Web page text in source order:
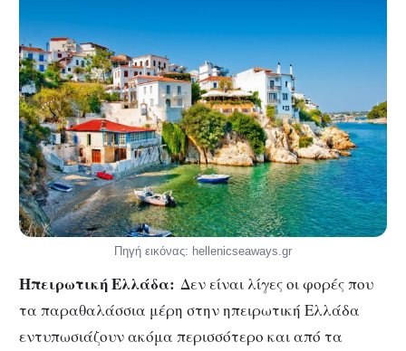
Πηγή εικόνας: hellenicseaways.gr
Ηπειρωτική Ελλάδα: Δεν είναι λίγες οι φορές που
τα παραθαλάσσια μέρη στην ηπειρωτική Ελλάδα
εντυπωσιάζουν ακόμα περισσότερο και από τα